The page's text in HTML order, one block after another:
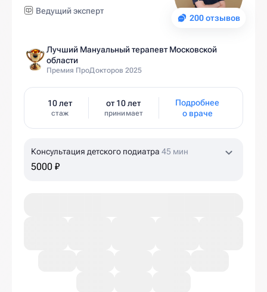
200 отзывов
Ведущий эксперт
Лучший Мануальный терапевт Московской
области
Премия ПроДокторов 2025
10 лет
стаж
от 10 лет
принимает
Подробнее
о враче
Консультация детского подиатра 45 мин
5000 ₽